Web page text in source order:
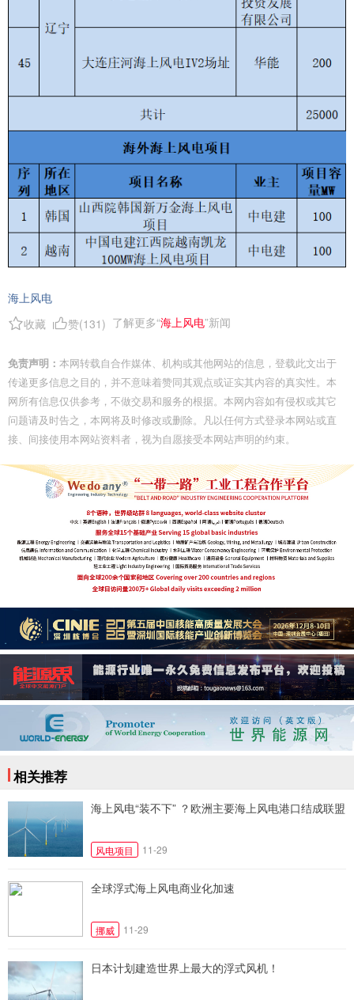
海上风电
收藏
赞(131 ) 了解更多“海上风电”新闻
免责声明： 本网转载自合作媒体、机构或其他网站的信息，登载此文出于
传递更多信息之目的，并不意味着赞同其观点或证实其内容的真实性。本
网所有信息仅供参考，不做交易和服务的根据。本网内容如有侵权或其它
问题请及时告之，本网将及时修改或删除。凡以任何方式登录本网站或直
接、间接使用本网站资料者，视为自愿接受本网站声明的约束。
相关推荐
海上风电“装不下” ？欧洲主要海上风电港口结成联盟
风电项目 11-29
全球浮式海上风电商业化加速
挪威 11-29
日本计划建造世界上最大的浮式风机！